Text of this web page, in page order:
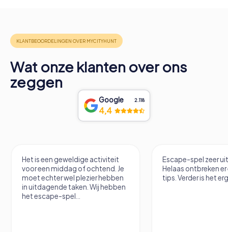
Wat onze klanten over ons
zeggen
Google 2.118
4,4
Het is een geweldige activiteit
voor een middag of ochtend. Je
moet echter wel plezier hebben
in uitdagende taken. Wij hebben
het escape-spel...
Escape-spel zeer
Helaas ontbreken er
tips. Verder is het